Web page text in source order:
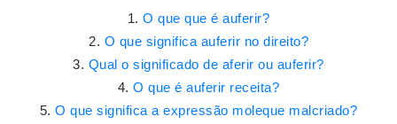
O que que é auferir?
O que significa auferir no direito?
Qual o significado de aferir ou auferir?
O que é auferir receita?
O que significa a expressão moleque malcriado?